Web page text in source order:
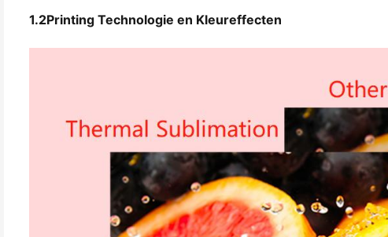
1.2Printing Technologie en Kleureffecten